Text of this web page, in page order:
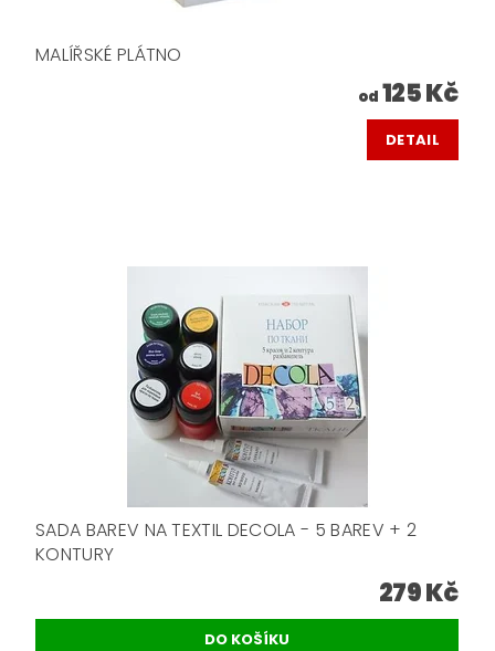
MALÍŘSKÉ PLÁTNO
od 125 Kč
DETAIL
SADA BAREV NA TEXTIL DECOLA - 5 BAREV + 2
KONTURY
279 Kč